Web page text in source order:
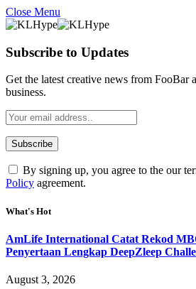
Close Menu
Subscribe to Updates
Get the latest creative news from FooBar
business.
By signing up, you agree to the our
Policy agreement.
What's Hot
AmLife International Catat Rekod
Penyertaan Lengkap DeepZleep
August 3, 2026